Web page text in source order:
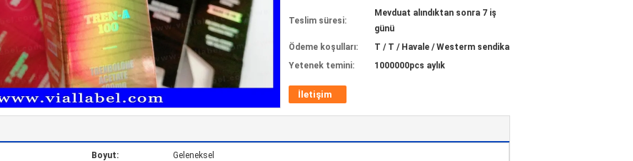
Teslim süresi:
Mevduat alındıktan sonra 7 iş
günü
Ödeme koşulları:
T / T / Havale / Westerm sendika
Yetenek temini:
1000000pcs aylık
İletişim
Boyut: Geleneksel